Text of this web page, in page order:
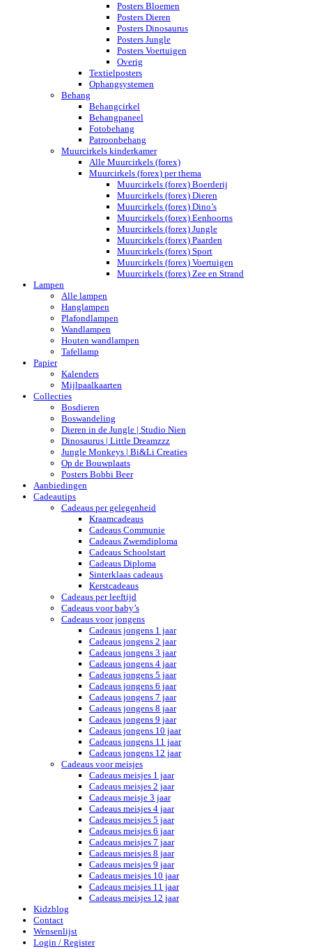
Posters Bloemen
Posters Dieren
Posters Dinosaurus
Posters Jungle
Posters Voertuigen
Overig
Textielposters
Ophangsystemen
Behang
Behangcirkel
Behangpaneel
Fotobehang
Patroonbehang
Muurcirkels kinderkamer
Alle Muurcirkels (forex)
Muurcirkels (forex) per thema
Muurcirkels (forex) Boerderij
Muurcirkels (forex) Dieren
Muurcirkels (forex) Dino’s
Muurcirkels (forex) Eenhoorns
Muurcirkels (forex) Jungle
Muurcirkels (forex) Paarden
Muurcirkels (forex) Sport
Muurcirkels (forex) Voertuigen
Muurcirkels (forex) Zee en Strand
Lampen
Alle lampen
Hanglampen
Plafondlampen
Wandlampen
Houten wandlampen
Tafellamp
Papier
Kalenders
Mijlpaalkaarten
Collecties
Bosdieren
Boswandeling
Dieren in de Jungle | Studio Nien
Dinosaurus | Little Dreamzzz
Jungle Monkeys | Bi&Li Creaties
Op de Bouwplaats
Posters Bobbi Beer
Aanbiedingen
Cadeautips
Cadeaus per gelegenheid
Kraamcadeaus
Cadeaus Communie
Cadeaus Zwemdiploma
Cadeaus Schoolstart
Cadeaus Diploma
Sinterklaas cadeaus
Kerstcadeaus
Cadeaus per leeftijd
Cadeaus voor baby’s
Cadeaus voor jongens
Cadeaus jongens 1 jaar
Cadeaus jongens 2 jaar
Cadeaus jongens 3 jaar
Cadeaus jongens 4 jaar
Cadeaus jongens 5 jaar
Cadeaus jongens 6 jaar
Cadeaus jongens 7 jaar
Cadeaus jongens 8 jaar
Cadeaus jongens 9 jaar
Cadeaus jongens 10 jaar
Cadeaus jongens 11 jaar
Cadeaus jongens 12 jaar
Cadeaus voor meisjes
Cadeaus meisjes 1 jaar
Cadeaus meisjes 2 jaar
Cadeaus meisje 3 jaar
Cadeaus meisjes 4 jaar
Cadeaus meisjes 5 jaar
Cadeaus meisjes 6 jaar
Cadeaus meisjes 7 jaar
Cadeaus meisjes 8 jaar
Cadeaus meisjes 9 jaar
Cadeaus meisjes 10 jaar
Cadeaus meisjes 11 jaar
Cadeaus meisjes 12 jaar
Kidzblog
Contact
Wensenlijst
Login / Register